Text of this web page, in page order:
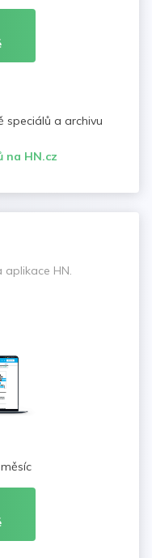
speciálů a archivu
na HN.cz
aplikace HN.